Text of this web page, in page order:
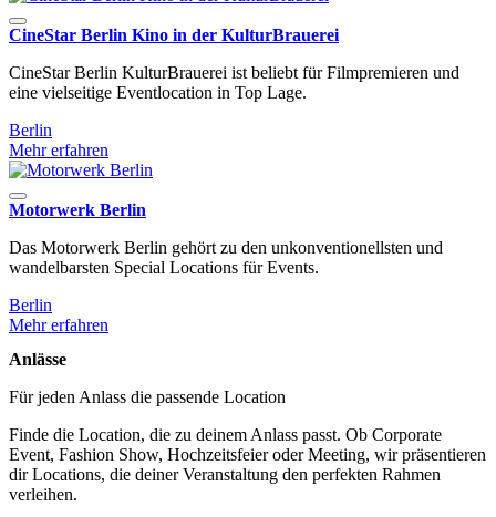
CineStar Berlin Kino in der KulturBrauerei
CineStar Berlin KulturBrauerei ist beliebt für Filmpremieren und
eine vielseitige Eventlocation in Top Lage.
Berlin
Mehr erfahren
Motorwerk Berlin
Das Motorwerk Berlin gehört zu den unkonventionellsten und
wandelbarsten Special Locations für Events.
Berlin
Mehr erfahren
Anlässe
Für jeden Anlass die passende Location
Finde die Location, die zu deinem Anlass passt. Ob Corporate
Event, Fashion Show, Hochzeitsfeier oder Meeting, wir präsentieren
dir Locations, die deiner Veranstaltung den perfekten Rahmen
verleihen.